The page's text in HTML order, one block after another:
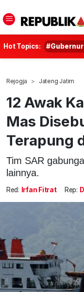
Hot Topics:
Rejogja Jateng Jatim
12 Awak
Mas
Terapung
Tim SAR
lainnya.
Red: Irfan Fitrat Rep: